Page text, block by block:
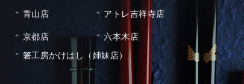
青山店
アトレ吉祥寺店
京都店
六本木店
箸工房かけはし（姉妹店）